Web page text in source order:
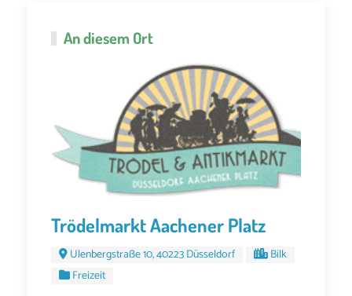
An diesem Ort
Trödelmarkt Aachener Platz
Ulenbergstraße 10, 40223 Düsseldorf
Bilk
Freizeit